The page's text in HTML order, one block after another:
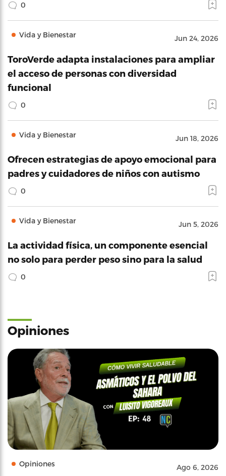
0
Vida y Bienestar Jun 24, 2026
ToroVerde adapta instalaciones para ampliar
el acceso de personas con diversidad
funcional
0
Vida y Bienestar Jun 18, 2026
Ofrecen estrategias de apoyo emocional para
padres y cuidadores de niños con autismo
0
Vida y Bienestar Jun 5, 2026
La actividad física, un componente esencial
no solo para perder peso sino para la salud
0
Opiniones
Opiniones Ago 6, 2026